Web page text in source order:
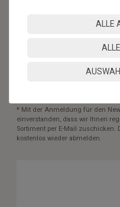
Hiermit bestätige ich, dass
* Mit der Anmeldung für den
einverstanden, dass wir Ihnen
Sortiment per E-Mail zuschicken.
kostenlos wieder abmelden.
ALLE